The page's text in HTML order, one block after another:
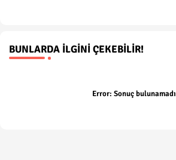
BUNLARDA İLGINI ÇEKEBILIR!
Error: Sonuç bulunamadı